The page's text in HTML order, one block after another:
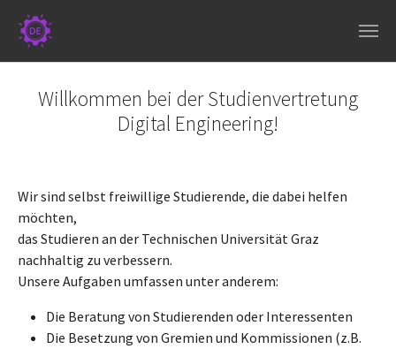
Willkommen bei der Studienvertretung
Digital Engineering!
Wir sind selbst freiwillige Studierende, die dabei helfen
möchten,
das Studieren an der Technischen Universität Graz
nachhaltig zu verbessern.
Unsere Aufgaben umfassen unter anderem:
Die Beratung von Studierenden oder Interessenten
Die Besetzung von Gremien und Kommissionen (z.B.